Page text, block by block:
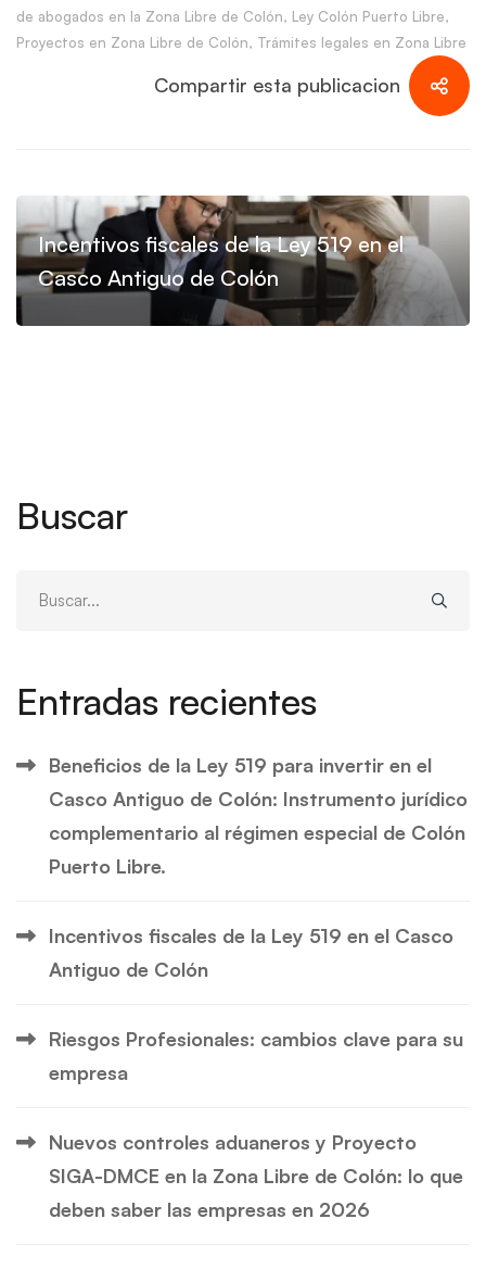
de abogados en la Zona Libre de Colón, Ley Colón Puerto Libre,
Proyectos en Zona Libre de Colón, Trámites legales en Zona Libre
Compartir esta publicacion
Incentivos fiscales de la Ley 519 en el
Casco Antiguo de Colón
Buscar
Entradas recientes
Beneficios de la Ley 519 para invertir en el
Casco Antiguo de Colón: Instrumento jurídico
complementario al régimen especial de Colón
Puerto Libre.
Incentivos fiscales de la Ley 519 en el Casco
Antiguo de Colón
Riesgos Profesionales: cambios clave para su
empresa
Nuevos controles aduaneros y Proyecto
SIGA-DMCE en la Zona Libre de Colón: lo que
deben saber las empresas en 2026